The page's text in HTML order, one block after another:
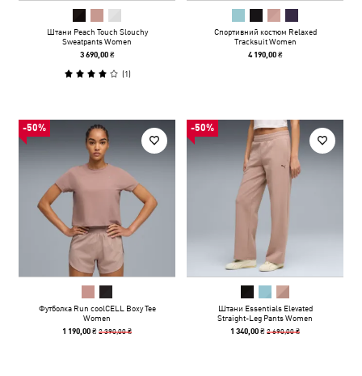
Штани Peach Touch Slouchy
Sweatpants Women
3 690,00 ₴
(1)
Спортивний костюм Relaxed
Tracksuit Women
4 190,00 ₴
-50%
Футболка Run coolCELL Boxy Tee
Women
1 190,00 ₴2 390,00 ₴
-50%
Штани Essentials Elevated
Straight-Leg Pants Women
1 340,00 ₴2 690,00 ₴